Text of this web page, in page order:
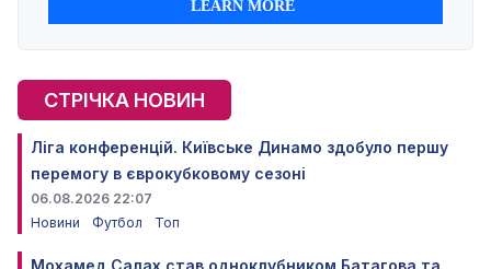
СТРІЧКА НОВИН
Ліга конференцій. Київське Динамо здобуло першу
перемогу в єврокубковому сезоні
06.08.2026 22:07
Новини
Футбол Топ